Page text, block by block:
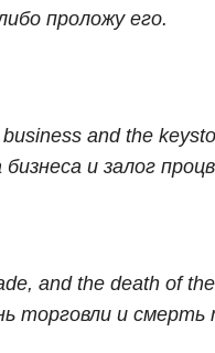
проложу его.
and the
и залог
and the death of
торговли и смерть